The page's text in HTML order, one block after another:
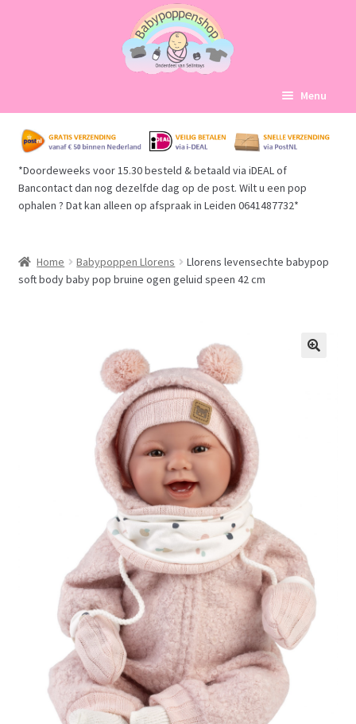
naar
navigatie
de
inhoud
Menu
Home
Babypoppen Afdelingen
Mijn account
*Doordeweeks voor 15.30 besteld & betaald via iDEAL of
Bancontact dan nog dezelfde dag op de post. Wilt u een pop
ophalen ? Dat kan alleen op afspraak in Leiden 0641487732*
Home Babypoppen Llorens
Llorens levensechte babypop
soft body baby pop bruine ogen geluid speen 42 cm